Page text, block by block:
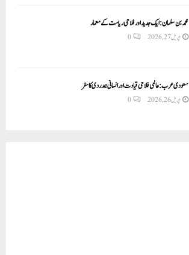
محمد بن سلمان: ایک جدید اور فلاحی ریاست کے معمار
اپریل 27, 2026 0
سعودی عرب: عالمی فلاحی قیادت اور انسانی ہمدردی کا سفر
اپریل 26, 2026 0